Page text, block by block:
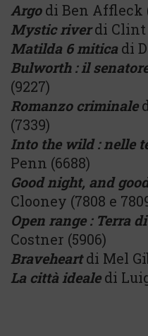
Argodi Ben Affleck
Mystic riverdi Clint
Matilda 6 mitica di
Bulworth : il
(9227)
Romanzo criminale
(7339)
Into the wild : nelle
Penn (6688)
Good night, and
Clooney (7808 e
Open range : Terra
Costner (5906)
Braveheartdi Mel
La città idealedi